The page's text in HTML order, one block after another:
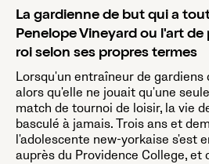
La gardienne de but qui a
Penelope Vineyard ou l'art
roi selon ses propres termes
Lorsqu'un entraîneur de gardiens
alors qu'elle ne jouait qu'une
match de tournoi de loisir, la vie
basculé à jamais. Trois ans et
l'adolescente new-yorkaise s'est
auprès du Providence College, et